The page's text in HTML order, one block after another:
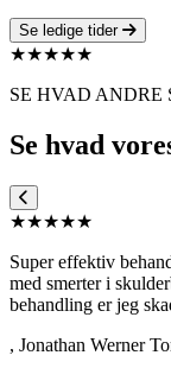
Se ledige tider
★★★★★
SE HVAD ANDRE
Se hvad
★★★★★
Super effektiv
med smerter i
behandling er jeg
, Jonathan Werner